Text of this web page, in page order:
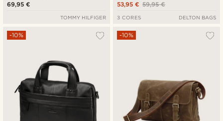
69,95 €
TOMMY HILFIGER
59,95 €
53,95 €
3 CORES DELTON BAGS
-10% -10%